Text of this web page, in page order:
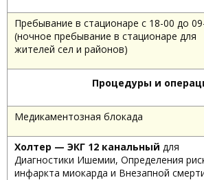
Пребывание в стационаре с 18-00 до
(ночное пребывание в стационаре для
жителей сел и районов)
Процедуры и
Медикаментозная блокада
Холтер — ЭКГ 12 канальный для
Диагностики Ишемии, Определения
инфаркта миокарда и Внезапной